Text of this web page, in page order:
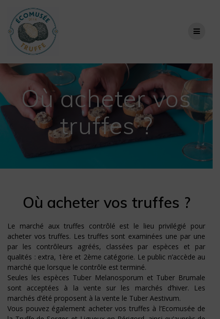
Où acheter vos
truffes ?
Où acheter vos truffes ?
Le marché aux truffes contrôlé est le lieu privilégié pour
acheter vos truffes. Les truffes sont examinées une par une
par les contrôleurs agréés, classées par espèces et par
qualités : extra, 1ère et 2ème catégorie. Le public n’accède au
marché que lorsque le contrôle est terminé.
Seules les espèces Tuber Melanosporum et Tuber Brumale
sont acceptées à la vente sur les marchés d’hiver. Les
marchés d’été proposent à la vente le Tuber Aestivum.
Vous pouvez également acheter vos truffes à l’Ecomusée de